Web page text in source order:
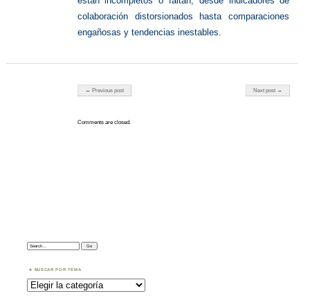
colaboración distorsionados hasta comparaciones
engañosas y tendencias inestables.
Post navigation
← Previous post Next post →
Comments are closed.
Search:
BUSCAR POR TEMA
Buscar
por
Tema